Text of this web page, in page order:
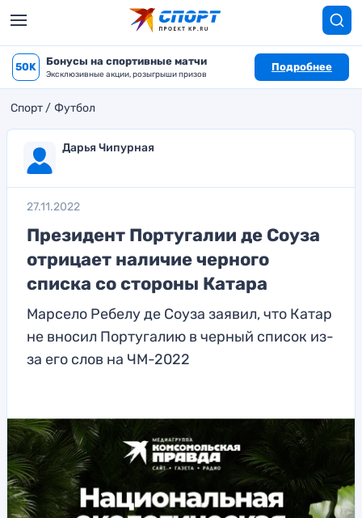
50K Бонусы на спортивные матчи
Эксклюзивные акции, розыгрыши призов
Подробнее
Спорт Футбол
Дарья Чипурная
27.11.2022
Президент Португалии де Соуза
отрицает наличие черного
списка со стороны Катара
Марсело Ребелу де Соуза заявил, что Катар
не вносил Португалию в черный список из-
за его слов на ЧМ-2022